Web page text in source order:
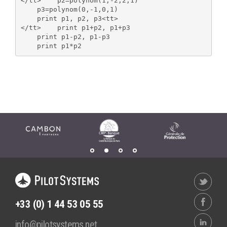
    p3=polynom(0,-1,0,1)
    print p1, p2, p3<tt>
</tt>    print p1+p2, p1+p3
    print p1-p2, p1-p3
+33 (0) 1 44 53 05 55